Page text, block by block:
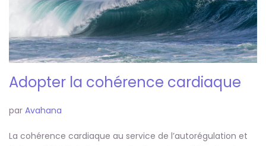
Adopter la cohérence cardiaque
par Avahana
La cohérence cardiaque au service de l’autorégulation et